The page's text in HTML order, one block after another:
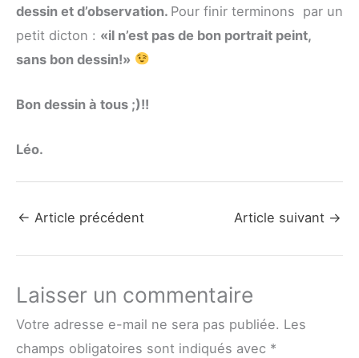
dessin et d’observation. Pour finir terminons par un
petit dicton : «il n’est pas de bon portrait peint,
sans bon dessin!»
Bon dessin à tous ;)!!
Léo.
← Article précédent Article suivant →
Laisser un commentaire
Votre adresse e-mail ne sera pas publiée. Les
champs obligatoires sont indiqués avec *